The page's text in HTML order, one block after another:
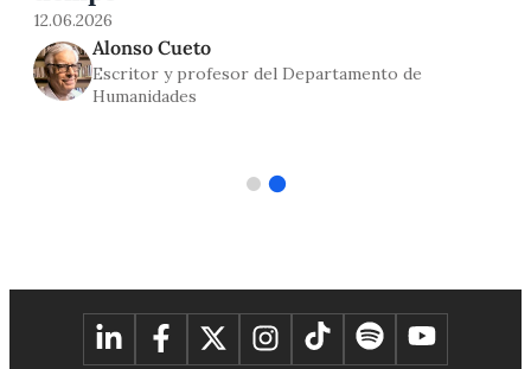
Francisco Hernández Astete
Profesor del Departamento de Humanidades –
Sección Historia y decano de la Facultad de Letras